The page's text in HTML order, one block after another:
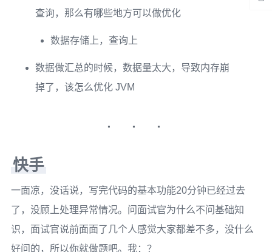
查询，那么有哪些地方可以做优化
数据存储上，查询上
数据做汇总的时候，数据量太大，导致内存崩
掉了，该怎么优化 JVM
快手
一面凉，没话说，写完代码的基本功能20分钟已经过去
了，没顾上处理异常情况。问面试官为什么不问基础知
识，面试官说前面面了几个人感觉大家都差不多，没什么
好问的，所以你就做题吧。我：？